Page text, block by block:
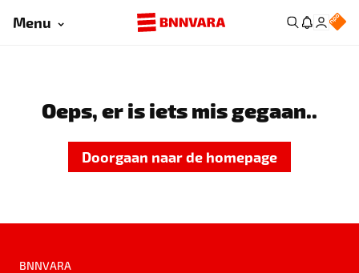
Menu
Oeps, er is iets mis gegaan..
Doorgaan naar de homepage
BNNVARA